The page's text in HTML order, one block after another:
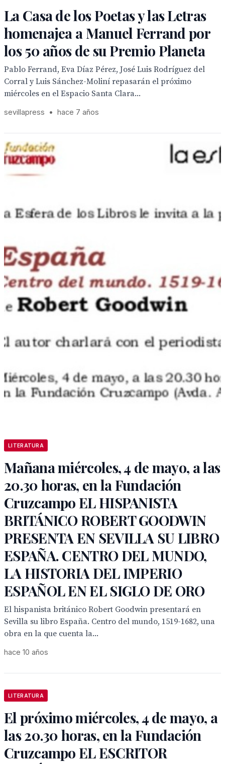
La Casa de los Poetas y las Letras
homenajea a Manuel Ferrand por
los 50 años de su Premio Planeta
Pablo Ferrand, Eva Díaz Pérez, José Luis Rodríguez del
Corral y Luis Sánchez-Moliní repasarán el próximo
miércoles en el Espacio Santa Clara...
sevillapress • hace 7 años
LITERATURA
Mañana miércoles, 4 de mayo, a las
20.30 horas, en la Fundación
Cruzcampo EL HISPANISTA
BRITÁNICO ROBERT GOODWIN
PRESENTA EN SEVILLA SU LIBRO
ESPAÑA. CENTRO DEL MUNDO,
LA HISTORIA DEL IMPERIO
ESPAÑOL EN EL SIGLO DE ORO
El hispanista británico Robert Goodwin presentará en
Sevilla su libro España. Centro del mundo, 1519-1682, una
obra en la que cuenta la...
hace 10 años
LITERATURA
El próximo miércoles, 4 de mayo, a
las 20.30 horas, en la Fundación
Cruzcampo EL ESCRITOR